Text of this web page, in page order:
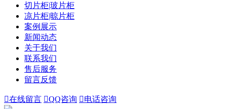
切片柜|玻片柜
凉片柜|晾片柜
案例展示
新闻动态
关于我们
联系我们
售后服务
留言反馈
在线留言 QQ咨询 电话咨询